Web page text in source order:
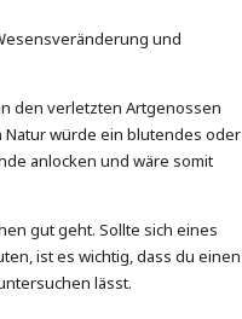
und
den verletzten Artgenossen
würde ein blutendes oder
anlocken und wäre somit
gut geht. Sollte sich eines
ist es wichtig, dass du einen
lässt.